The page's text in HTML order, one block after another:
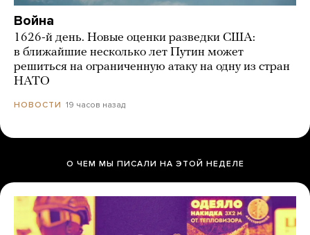
Война
1626-й день. Новые оценки разведки США:
в ближайшие несколько лет Путин может
решиться на ограниченную атаку на одну из стран
НАТО
НОВОСТИ 19 часов назад
О ЧЕМ МЫ ПИСАЛИ НА ЭТОЙ НЕДЕЛЕ